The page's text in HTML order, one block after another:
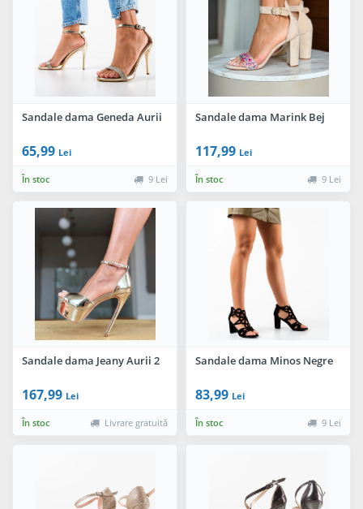
Sandale dama Geneda Aurii
65,99 Lei
În stoc 9 Lei
Sandale dama Marink Bej
117,99 Lei
În stoc 9 Lei
Sandale dama Jeany Aurii 2
167,99 Lei
În stoc Livrare gratuită
Sandale dama Minos Negre
83,99 Lei
În stoc 9 Lei